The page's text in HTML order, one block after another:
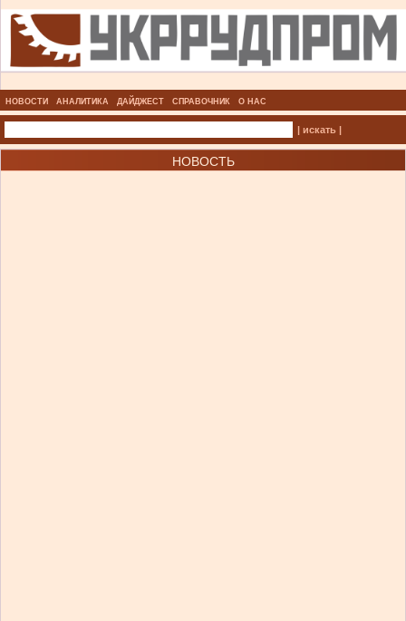
НОВОСТИ АНАЛИТИКА ДАЙДЖЕСТ СПРАВОЧНИК О НАС
| искать |
НОВОСТЬ